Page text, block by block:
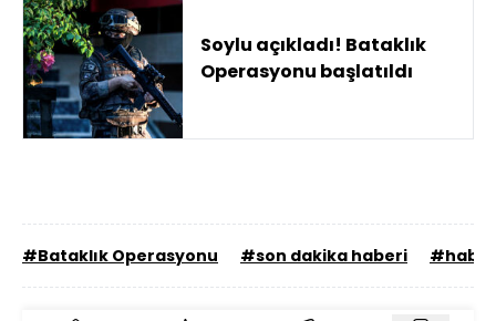
Soylu açıkladı! Bataklık
Operasyonu başlatıldı
#Bataklık Operasyonu #son dakika haberi